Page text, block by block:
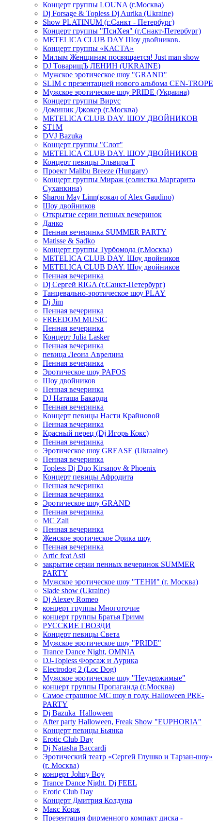
Концерт группы LOUNA (г.Москва)
Dj Forsage & Topless Dj Aurika (Ukraine)
Show PLATINUM (г.Санкт - Петербург)
Концерт группы "ПсиХея" (г.Снакт-Петербург)
METELICA CLUB DAY Шоу двойников.
Концерт группы «КАСТА»
Милым Женщинам посвящается! Just man show
DJ ТоварищЪ ЛЕНИН (UKRAINE)
Мужское эротическое шоу "GRAND"
SLIM с презентацией нового альбома CEN-TROPE
Мужское эротическое шоу PRIDE (Украина)
Концерт группы Вирус
Доминик Джокер (г.Москва)
METELICA CLUB DAY. ШОУ ДВОЙНИКОВ
ST1M
DVJ Bazuka
Концерт группы "Слот"
METELICA CLUB DAY. ШОУ ДВОЙНИКОВ
Концерт певицы Эльвира Т
Проект Malibu Breeze (Hungary)
Концерт группы Мираж (солистка Маргарита
Суханкина)
Sharon May Linn(вокал of Alex Gaudino)
Шоу двойников
Открытие серии пенных вечеринок
Данко
Пенная вечеринка SUMMER PARTY
Matisse & Sadko
Концерт группы Турбомода (г.Москва)
METELICA CLUB DAY. Шоу двойников
METELICA CLUB DAY. Шоу двойников
Пенная вечеринка
Dj Сергей RIGA (г.Санкт-Петербург)
Танцевально-эротическое шоу PLAY
Dj Jim
Пенная вечеринка
FREEDOM MUSIC
Пенная вечеринка
Концерт Julia Lasker
Пенная вечеринка
певица Леона Аврелина
Пенная вечеринка
Эротическое шоу PAFOS
Шоу двойников
Пенная вечеринка
DJ Наташа Бакарди
Пенная вечеринка
Концерт певицы Насти Крайновой
Пенная вечеринка
Красный перец (Dj Игорь Кокс)
Пенная вечеринка
Эротическое шоу GREASE (Ukraaine)
Пенная вечеринка
Topless Dj Duo Kirsanov & Phoenix
Концерт певицы Афродита
Пенная вечеринка
Пенная вечеринка
Эротическое шоу GRAND
Пенная вечеринка
MC Zali
Пенная вечеринка
Женское эротическое Эрика шоу
Пенная вечеринка
Artic feat Asti
закрытие серии пенных вечеринок SUMMER
PARTY
Мужское эротическое шоу "ТЕНИ" (г. Москва)
Slade show (Ukraine)
Dj Alexey Romeo
концерт группы Многоточие
концерт группы Братья Гримм
РУССКИЕ ГВОЗДИ
Концерт певицы Света
Мужское эротическое шоу "PRIDE"
Trance Dance Night, OMNIA
DJ-Topless Форсаж и Аурика
Electrodog 2 (Loc Dog)
Мужское эротическое шоу "Неудержимые"
концерт группы Пропаганда (г.Москва)
Самое страшное МС шоу в году. Halloween PRE-
PARTY
Dj Bazuka_Halloween
After party Halloween, Freak Show "EUPHORIA"
Концерт певицы Бьянка
Erotic Club Day
Dj Natasha Baccardi
Эротический театр «Сергей Глушко и Тарзан-шоу»
(г. Москва)
концерт Johny Boy
Trance Dance Night. Dj FEEL
Erotic Club Day
Концерт Дмитрия Колдуна
Макс Корж
Презентация фирменного компакт диска -